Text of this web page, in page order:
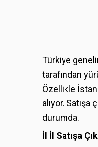
Türkiye
tarafından
Özellikle
alıyor.
durumda.
İl İl Satışa